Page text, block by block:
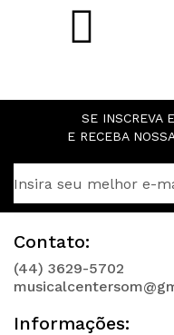
SE INSCREVA
E RECEBA
Contato:
(44) 3629-5702
Informações: